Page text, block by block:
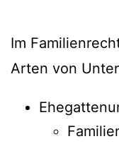
Im
Arten von